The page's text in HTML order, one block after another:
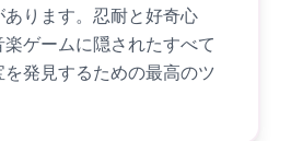
ります。忍耐と好奇心
ゲームに隠されたすべて
発見するための最高のツ